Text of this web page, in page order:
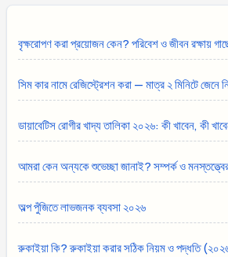
বৃক্ষরোপণ করা প্রয়োজন কেন? পরিবেশ ও জীবন রক্ষায়
সিম কার নামে রেজিস্ট্রেশন করা — মাত্র ২ মিনিটে জেনে
ডায়াবেটিস রোগীর খাদ্য তালিকা ২০২৬: কী খাবেন, কী
আমরা কেন অন্যকে শুভেচ্ছা জানাই? সম্পর্ক ও
অল্প পুঁজিতে লাভজনক ব্যবসা ২০২৬
রুকাইয়া কি? রুকাইয়া করার সঠিক নিয়ম ও পদ্ধতি